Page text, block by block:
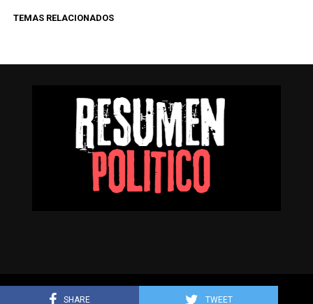
SHARE TWEET
TEMAS RELACIONADOS
Resumen Político © Todos los derechos reservados.